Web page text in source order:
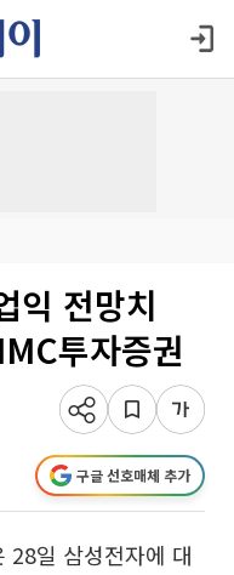
익 전망치
투자증권
구글 선호매체 추가
28일 삼성전자에 대